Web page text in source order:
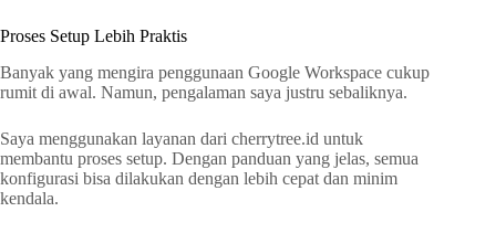
Proses Setup Lebih Praktis
Banyak yang mengira penggunaan Google Workspace cukup
rumit di awal. Namun, pengalaman saya justru sebaliknya.
Saya menggunakan layanan dari cherrytree.id untuk
membantu proses setup. Dengan panduan yang jelas, semua
konfigurasi bisa dilakukan dengan lebih cepat dan minim
kendala.